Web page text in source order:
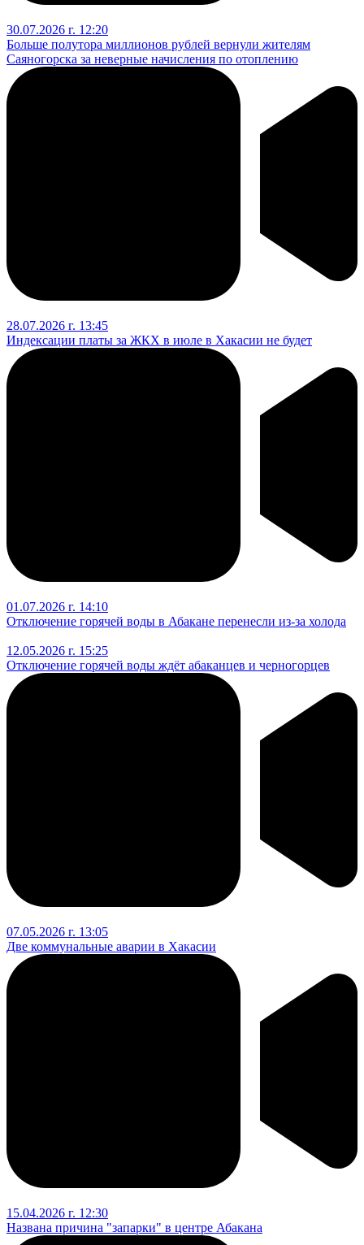
30.07.2026 г. 12:20
Больше полутора миллионов рублей вернули жителям
Саяногорска за неверные начисления по отоплению
28.07.2026 г. 13:45
Индексации платы за ЖКХ в июле в Хакасии не будет
01.07.2026 г. 14:10
Отключение горячей воды в Абакане перенесли из-за холода
12.05.2026 г. 15:25
Отключение горячей воды ждёт абаканцев и черногорцев
07.05.2026 г. 13:05
Две коммунальные аварии в Хакасии
15.04.2026 г. 12:30
Названа причина "запарки" в центре Абакана